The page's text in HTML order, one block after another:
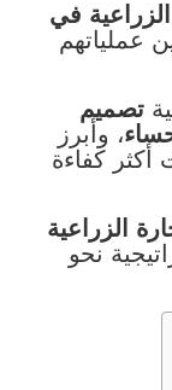
في
عملياتهم
تصميم
، وأبرز
أكثر كفاءة
الزراعية
نحو